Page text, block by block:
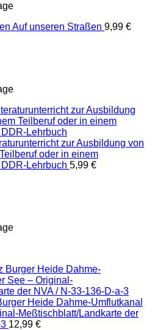
Auf unseren Straßen 9,99 €
zur Ausbildung von
oder in einem
Lehrbuch 5,99 €
Heide Dahme-Umflutkanal
Meßtischblatt/Landkarte der
12,99 €